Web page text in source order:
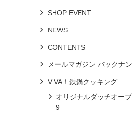
SHOP EVENT
NEWS
CONTENTS
メールマガジン バックナ
VIVA！鉄鍋クッキング
オリジナルダッチオー
9